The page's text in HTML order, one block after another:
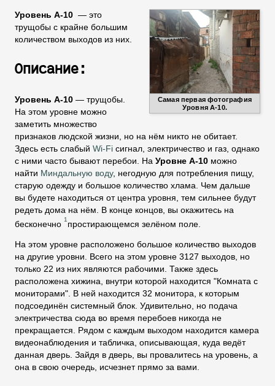
Самая первая фотография
Уровня А-10.
Уровень А-10 — это
трущобы с крайне большим
количеством выходов из них.
Описание:
Уровень А-10 — трущобы.
На этом уровне можно
заметить множество
признаков людской жизни, но на нём никто не обитает.
Здесь есть слабый Wi-Fi сигнал, электричество и газ, однако
с ними часто бывают перебои. На Уровне А-10 можно
найти Миндальную воду, негодную для потребления пищу,
старую одежду и большое количество хлама. Чем дальше
вы будете находиться от центра уровня, тем сильнее будут
редеть дома на нём. В конце концов, вы окажитесь на
бесконечно 1 простирающемся зелёном поле.
На этом уровне расположено большое количество выходов
на другие уровни. Всего на этом уровне 3127 выходов, но
только 22 из них являются рабочими. Также здесь
расположена хижина, внутри которой находится "Комната с
мониторами". В ней находится 32 монитора, к которым
подсоединён системный блок. Удивительно, но подача
электричества сюда во время перебоев никогда не
прекращается. Рядом с каждым выходом находится камера
видеонаблюдения и табличка, описывающая, куда ведёт
данная дверь. Зайдя в дверь, вы провалитесь на уровень, а
она в свою очередь, исчезнет прямо за вами.